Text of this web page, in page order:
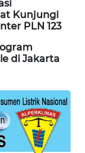
Kunjungi
PLN 123
di Jakarta